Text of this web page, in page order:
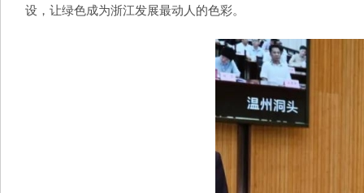
设，让绿色成为浙江发展最动人的色彩。